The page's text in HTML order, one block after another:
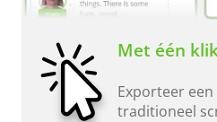
Met één
Exporteer
traditioneel